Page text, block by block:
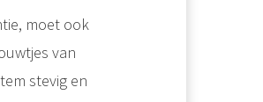
moet ook
van
stevig en